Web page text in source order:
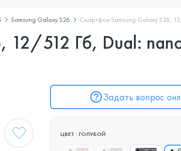
Samsung Galaxy S26 Смартфон Samsung Galaxy S26,
12/512 Гб, Dual:
Задать вопрос
ЦВЕТ : ГОЛУБОЙ